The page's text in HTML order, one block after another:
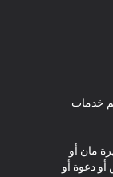
خدمات
مان أو
أو دعوة أو